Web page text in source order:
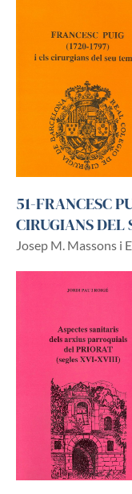
51-FRANCESC
CIRUGIANS DEL
Josep M. Massons i